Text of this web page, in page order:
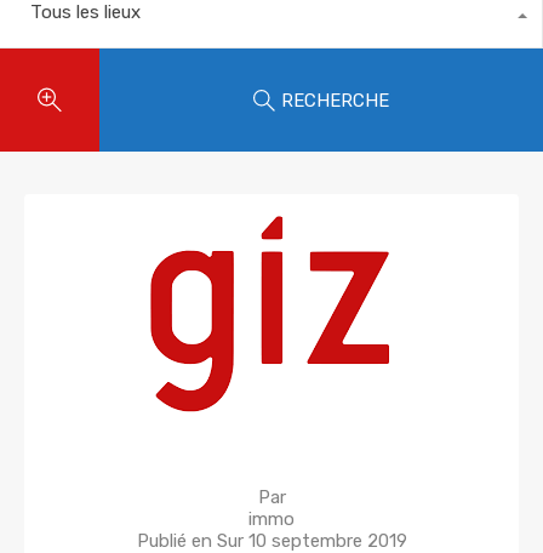
Tous les lieux
RECHERCHE
Par
immo
Publié en Sur 10 septembre 2019